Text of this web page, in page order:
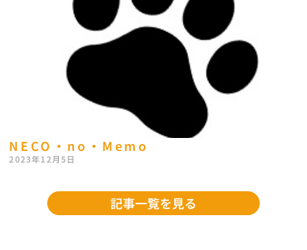
NECO・no・Memo
2023年12月5日
記事一覧を見る